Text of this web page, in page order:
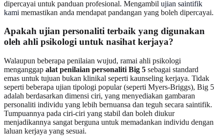
dipercayai untuk panduan profesional. Mengambil ujian saintifik
kami memastikan anda mendapat pandangan yang boleh dipercayai.
Apakah ujian personaliti terbaik yang digunakan
oleh ahli psikologi untuk nasihat kerjaya?
Walaupun beberapa penilaian wujud, ramai ahli psikologi
menganggap alat penilaian personaliti Big 5 sebagai standard
emas untuk tujuan bukan klinikal seperti kaunseling kerjaya. Tidak
seperti beberapa ujian tipologi popular (seperti Myers-Briggs), Big 5
adalah berdasarkan dimensi ciri, yang menyediakan gambaran
personaliti individu yang lebih bernuansa dan teguh secara saintifik.
Tumpuannya pada ciri-ciri yang stabil dan boleh diukur
menjadikannya sangat berguna untuk memadankan individu dengan
laluan kerjaya yang sesuai.